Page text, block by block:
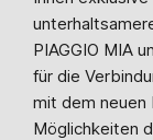
PIAGGIO MIA
für die
mit dem neuen
Möglichkeiten